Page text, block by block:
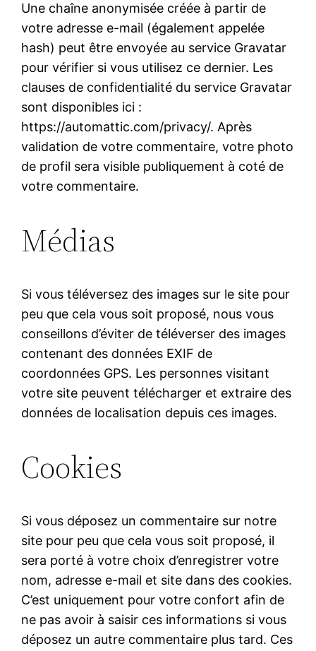
Une chaîne anonymisée créée à partir de
votre adresse e-mail (également appelée
hash) peut être envoyée au service Gravatar
pour vérifier si vous utilisez ce dernier. Les
clauses de confidentialité du service Gravatar
sont disponibles ici :
https://automattic.com/privacy/. Après
validation de votre commentaire, votre photo
de profil sera visible publiquement à coté de
votre commentaire.
Médias
Si vous téléversez des images sur le site pour
peu que cela vous soit proposé, nous vous
conseillons d’éviter de téléverser des images
contenant des données EXIF de
coordonnées GPS. Les personnes visitant
votre site peuvent télécharger et extraire des
données de localisation depuis ces images.
Cookies
Si vous déposez un commentaire sur notre
site pour peu que cela vous soit proposé, il
sera porté à votre choix d’enregistrer votre
nom, adresse e-mail et site dans des cookies.
C’est uniquement pour votre confort afin de
ne pas avoir à saisir ces informations si vous
déposez un autre commentaire plus tard. Ces